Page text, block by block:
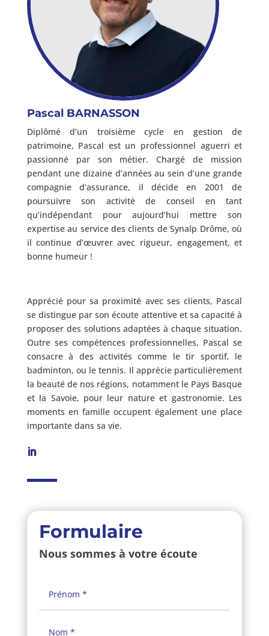
Pascal BARNASSON
Diplômé d’un troisième cycle en gestion de
patrimoine, Pascal est un professionnel aguerri et
passionné par son métier. Chargé de mission
pendant une dizaine d’années au sein d’une grande
compagnie d’assurance, il décide en 2001 de
poursuivre son activité de conseil en tant
qu’indépendant pour aujourd’hui mettre son
expertise au service des clients de Synalp Drôme, où
il continue d’œuvrer avec rigueur, engagement, et
bonne humeur !
Apprécié pour sa proximité avec ses clients, Pascal
se distingue par son écoute attentive et sa capacité à
proposer des solutions adaptées à chaque situation.
Outre ses compétences professionnelles, Pascal se
consacre à des activités comme le tir sportif, le
badminton, ou le tennis. Il apprécie particulièrement
la beauté de nos régions, notamment le Pays Basque
et la Savoie, pour leur nature et gastronomie. Les
moments en famille occupent également une place
importante dans sa vie.
Formulaire
Nous sommes à votre écoute